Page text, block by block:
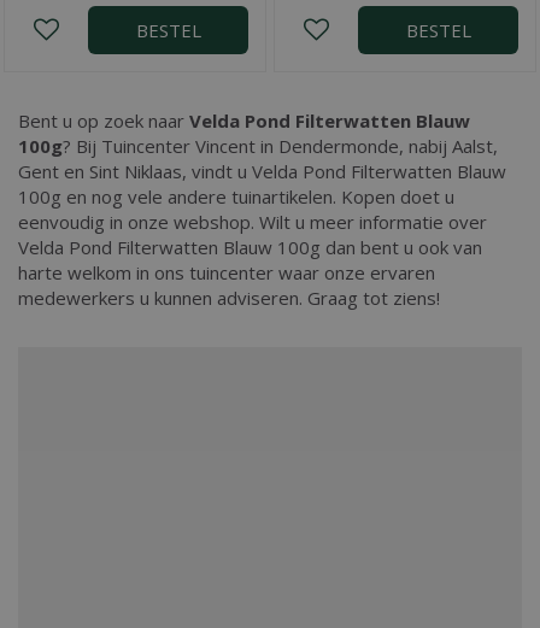
BESTEL BESTEL
Bent u op zoek naar Velda Pond Filterwatten Blauw
100g? Bij Tuincenter Vincent in Dendermonde, nabij Aalst,
Gent en Sint Niklaas, vindt u Velda Pond Filterwatten Blauw
100g en nog vele andere tuinartikelen. Kopen doet u
eenvoudig in onze webshop. Wilt u meer informatie over
Velda Pond Filterwatten Blauw 100g dan bent u ook van
harte welkom in ons tuincenter waar onze ervaren
medewerkers u kunnen adviseren. Graag tot ziens!